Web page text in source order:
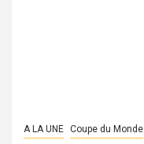
A LA UNE Coupe du Monde